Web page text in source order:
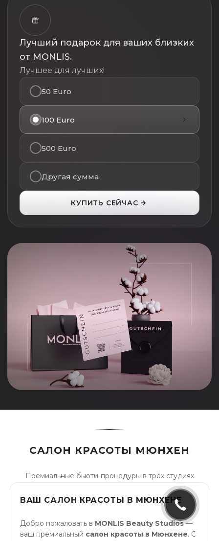
Лучший подарок для ваших близких
от MONLIS.
Лучшее для лучших!
50 Euro
100 Euro
500 Euro
Другая сумма
КУПИТЬ СЕЙЧАС
САЛОН КРАСОТЫ МЮНХЕН
Премиальные бьюти-процедуры в трёх студиях
ВАШ САЛОН КРАСОТЫ В МЮНХЕНЕ
Добро пожаловать в MONLIS Beauty Studios—
ваш премиальный салон красоты в Мюнхене. С